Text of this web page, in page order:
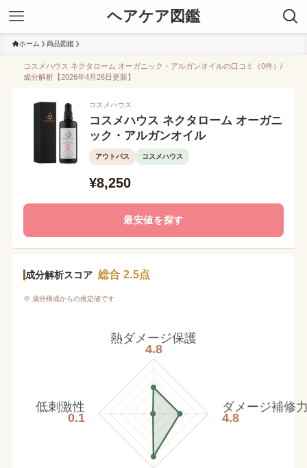
ヘアケア図鑑
ホーム 商品図鑑
コスメハウス ネクタローム オーガニック・アルガンオイルの口コミ（0件）/
成分解析【2026年4月26日更新】
コスメハウス
コスメハウス ネクタローム オーガニ
ック・アルガンオイル
アウトバス コスメハウス
¥8,250
最安値を探す
成分解析スコア 総合 2.5点
※ 成分構成からの推定値です
熱ダメージ保護
4.8
ダメージ補修
4.8
低刺激性
0.1